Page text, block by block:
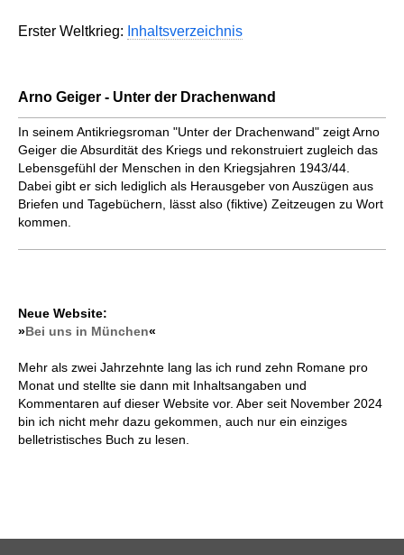
Erster Weltkrieg: Inhaltsverzeichnis
Arno Geiger - Unter der Drachenwand
In seinem Antikriegsroman "Unter der Drachenwand" zeigt Arno
Geiger die Absurdität des Kriegs und rekonstruiert zugleich das
Lebensgefühl der Menschen in den Kriegsjahren 1943/44.
Dabei gibt er sich lediglich als Herausgeber von Auszügen aus
Briefen und Tagebüchern, lässt also (fiktive) Zeitzeugen zu Wort
kommen.
Neue Website:
»Bei uns in München«
Mehr als zwei Jahrzehnte lang las ich rund zehn Romane pro
Monat und stellte sie dann mit Inhaltsangaben und
Kommentaren auf dieser Website vor. Aber seit November 2024
bin ich nicht mehr dazu gekommen, auch nur ein einziges
belletristisches Buch zu lesen.